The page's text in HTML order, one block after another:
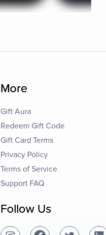
More
Gift Aura
Redeem Gift Code
Gift Card Terms
Privacy Policy
Terms of Service
Support FAQ
Follow Us